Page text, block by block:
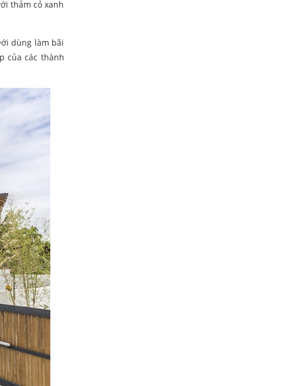
thảm cỏ xanh
dùng làm bãi
của các thành